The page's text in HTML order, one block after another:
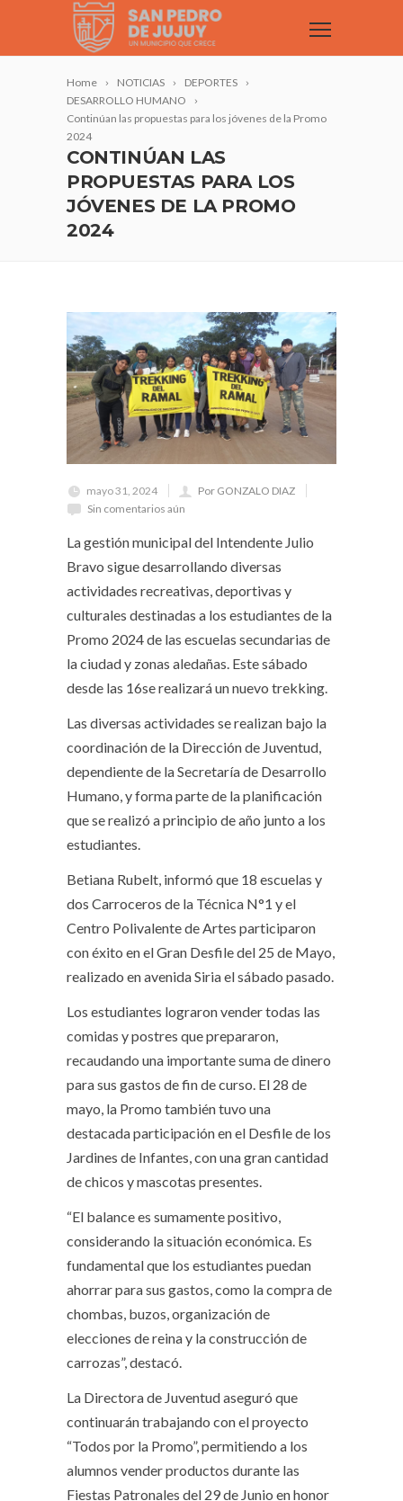
Home NOTICIAS
DEPORTES
DESARROLLO HUMANO
Continúan las propuestas para los jóvenes de la Promo
2024
CONTINÚAN LAS
PROPUESTAS PARA LOS
JÓVENES DE LA PROMO
2024
mayo 31, 2024
Por GONZALO DIAZ
Sin comentarios aún
La gestión municipal del Intendente Julio
Bravo sigue desarrollando diversas
actividades recreativas, deportivas y
culturales destinadas a los estudiantes de la
Promo 2024 de las escuelas secundarias de
la ciudad y zonas aledañas. Este sábado
desde las 16se realizará un nuevo trekking.
Las diversas actividades se realizan bajo la
coordinación de la Dirección de Juventud,
dependiente de la Secretaría de Desarrollo
Humano, y forma parte de la planificación
que se realizó a principio de año junto a los
estudiantes.
Betiana Rubelt, informó que 18 escuelas y
dos Carroceros de la Técnica N°1 y el
Centro Polivalente de Artes participaron
con éxito en el Gran Desfile del 25 de Mayo,
realizado en avenida Siria el sábado pasado.
Los estudiantes lograron vender todas las
comidas y postres que prepararon,
recaudando una importante suma de dinero
para sus gastos de fin de curso. El 28 de
mayo, la Promo también tuvo una
destacada participación en el Desfile de los
Jardines de Infantes, con una gran cantidad
de chicos y mascotas presentes.
“El balance es sumamente positivo,
considerando la situación económica. Es
fundamental que los estudiantes puedan
ahorrar para sus gastos, como la compra de
chombas, buzos, organización de
elecciones de reina y la construcción de
carrozas”, destacó.
La Directora de Juventud aseguró que
continuarán trabajando con el proyecto
“Todos por la Promo”, permitiendo a los
alumnos vender productos durante las
Fiestas Patronales del 29 de Junio en honor